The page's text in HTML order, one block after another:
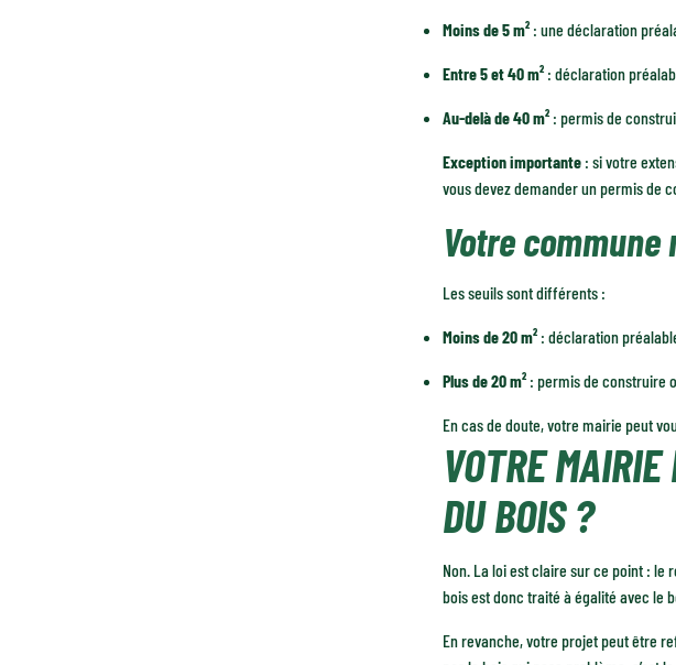
Moins de 5 m²: une déclaration
Entre 5 et 40 m²: déclaration
Au-delà de 40 m²: permis de
Exception importante : si votre
vous devez demander un permis de
Votre commune
Les seuils sont différents :
Moins de 20 m²: déclaration
Plus de 20 m²: permis de construire
En cas de doute, votre mairie peut
VOTRE
DU BOIS ?
Non. La loi est claire sur ce point : le
bois est donc traité à égalité avec le
En revanche, votre projet peut être